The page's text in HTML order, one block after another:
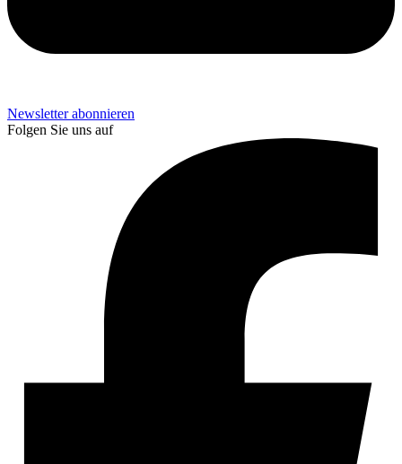
Newsletter abonnieren
Folgen Sie uns auf